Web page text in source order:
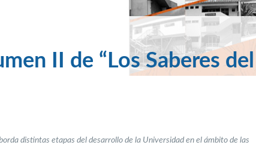
II de “Los Saberes del
distintas etapas del desarrollo de la Universidad en el ámbito de las